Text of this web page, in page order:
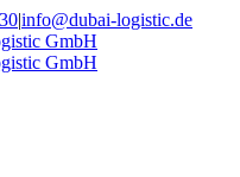
|info@dubai-logistic.de